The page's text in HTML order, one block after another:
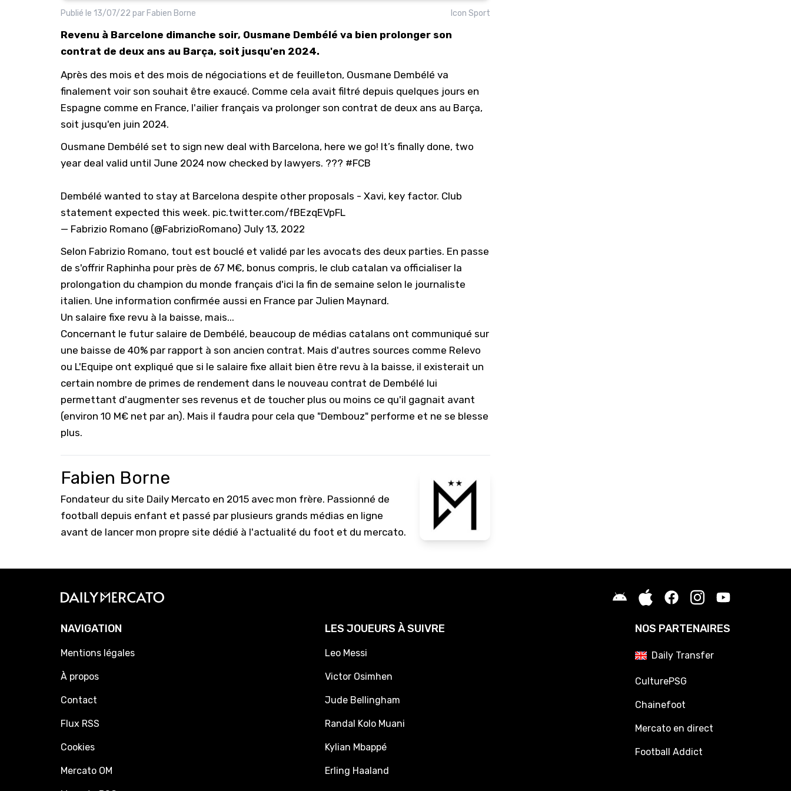
Publié le 13/07/22 par Fabien Borne Icon Sport
Revenu à Barcelone dimanche soir, Ousmane Dembélé va bien prolonger son
contrat de deux ans au Barça, soit jusqu'en 2024.
Après des mois et des mois de négociations et de feuilleton, Ousmane Dembélé va
finalement voir son souhait être exaucé. Comme cela avait filtré depuis quelques jours en
Espagne comme en France, l'ailier français va prolonger son contrat de deux ans au Barça,
soit jusqu'en juin 2024.
Ousmane Dembélé set to sign new deal with Barcelona, here we go! It’s finally done, two
year deal valid until June 2024 now checked by lawyers. ??? #FCB
Dembélé wanted to stay at Barcelona despite other proposals - Xavi, key factor. Club
statement expected this week. pic.twitter.com/fBEzqEVpFL
— Fabrizio Romano (@FabrizioRomano) July 13, 2022
Selon Fabrizio Romano, tout est bouclé et validé par les avocats des deux parties. En passe
de s'offrir Raphinha pour près de 67 M€, bonus compris, le club catalan va officialiser la
prolongation du champion du monde français d'ici la fin de semaine selon le journaliste
italien. Une information confirmée aussi en France par Julien Maynard.
Un salaire fixe revu à la baisse, mais...
Concernant le futur salaire de Dembélé, beaucoup de médias catalans ont communiqué sur
une baisse de 40% par rapport à son ancien contrat. Mais d'autres sources comme Relevo
ou L'Equipe ont expliqué que si le salaire fixe allait bien être revu à la baisse, il existerait un
certain nombre de primes de rendement dans le nouveau contrat de Dembélé lui
permettant d'augmenter ses revenus et de toucher plus ou moins ce qu'il gagnait avant
(environ 10 M€ net par an). Mais il faudra pour cela que "Dembouz" performe et ne se blesse
plus.
Fabien Borne
Fondateur du site Daily Mercato en 2015 avec mon frère. Passionné de
football depuis enfant et passé par plusieurs grands médias en ligne
avant de lancer mon propre site dédié à l'actualité du foot et du mercato.
NAVIGATION
Mentions légales
À propos
Contact
Flux RSS
Cookies
Mercato OM
LES JOUEURS À SUIVRE
Leo Messi
Victor Osimhen
Jude Bellingham
Randal Kolo Muani
Kylian Mbappé
Erling Haaland
NOS PARTENAIRES
Daily Transfer
CulturePSG
Chainefoot
Mercato en direct
Football Addict